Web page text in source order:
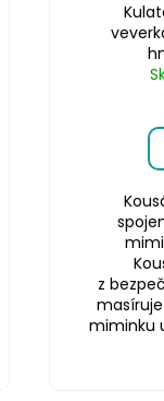
z
miminku